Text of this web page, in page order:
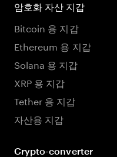
암호화 자산 지갑
Bitcoin 용 지갑
Ethereum 용 지갑
Solana 용 지갑
XRP 용 지갑
Tether 용 지갑
자산용 지갑
Crypto-converter